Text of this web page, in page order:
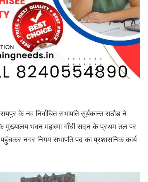
के नव निर्वाचित सभापति सूर्यकान्त राठौड़ ने
मुख्यालय भवन महात्मा गाँधी सदन के प्रथम तल पर
पहुंचकर नगर निगम सभापति पद का प्रशासनिक कार्य